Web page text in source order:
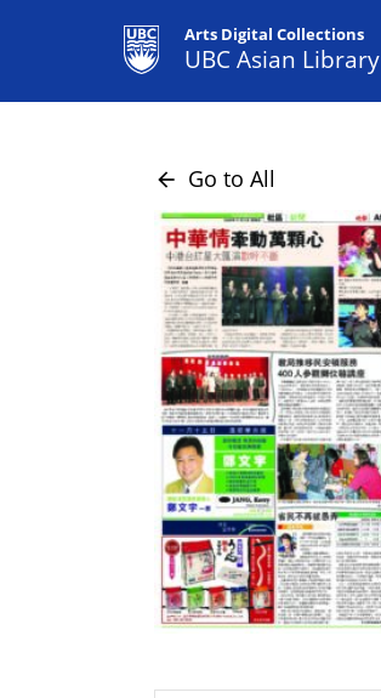
Arts Digital Collections
UBC Asian Library
arrow_back Go to All